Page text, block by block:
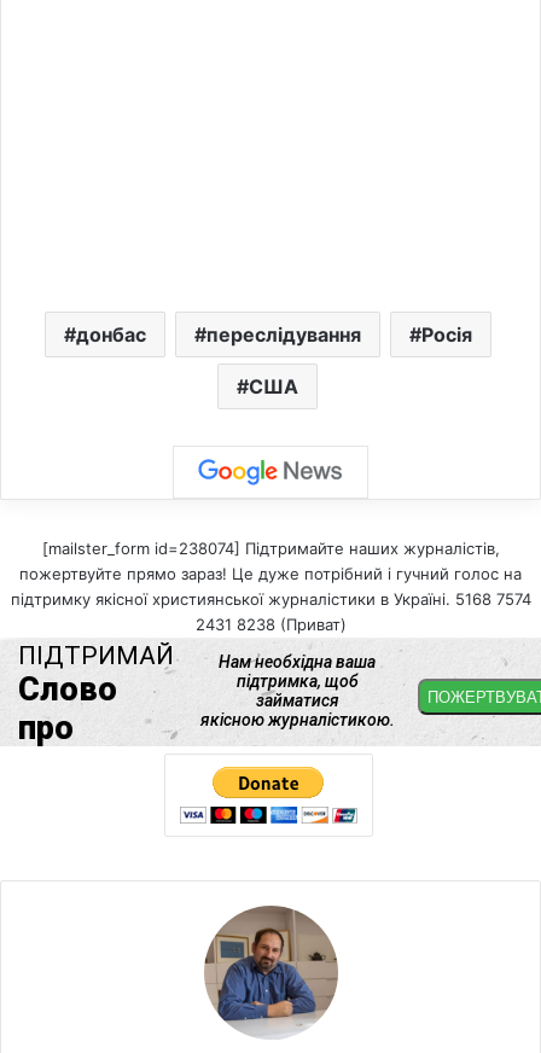
донбас переслідування Росія
США
[mailster_form id=238074] Підтримайте наших журналістів,
пожертвуйте прямо зараз! Це дуже потрібний і гучний голос на
підтримку якісної християнської журналістики в Україні. 5168 7574
2431 8238 (Приват)